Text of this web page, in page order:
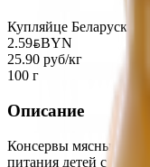
Купляйце Беларускае
2.59BYNBYN
25.90 руб/кг
100 г
Описание
Консервы мясные из
питания детей с 8